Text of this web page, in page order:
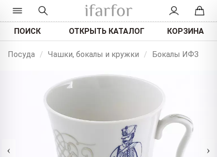
ПОИСК ОТКРЫТЬ КАТАЛОГ КОРЗИНА
Посуда / Чашки, бокалы и кружки / Бокалы ИФЗ
‹ ›